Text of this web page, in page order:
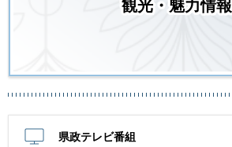
観光・魅力情報
県政テレビ番組